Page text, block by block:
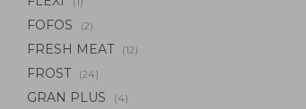
FOFOS (2)
FRESH MEAT (12)
FROST (24)
GRAN PLUS (4)